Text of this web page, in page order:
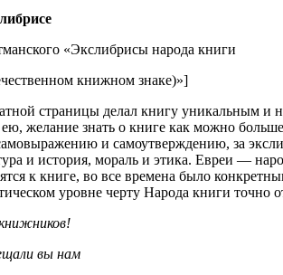
«Экслибрисы народа книги
книжном знаке)»]
страницы делал книгу уникальным и
ею, желание знать о книге как можно
и самоутверждению, за
и история, мораль и этика. Евреи —
к книге, во все времена было
уровне черту Народа книги
вы нам